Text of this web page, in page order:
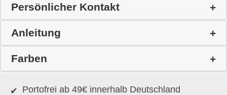
Persönlicher Kontakt
Anleitung
Farben
Portofrei ab 49€ innerhalb Deutschland